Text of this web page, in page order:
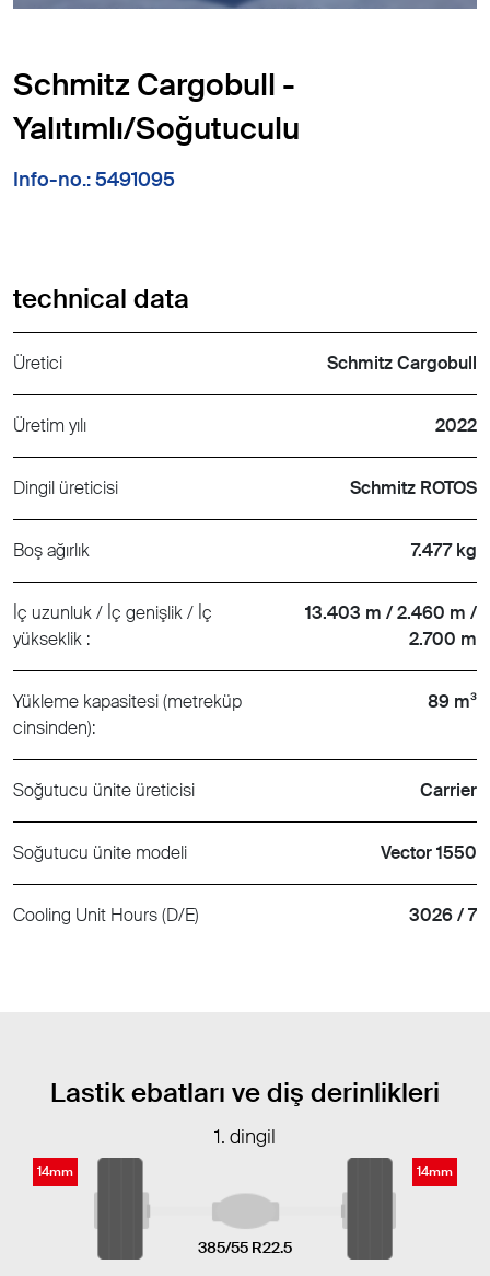
Schmitz Cargobull -
Yalıtımlı/Soğutuculu
Info-no.: 5491095
technical data
Üretici Schmitz Cargobull
Üretim yılı 2022
Dingil üreticisi Schmitz ROTOS
Boş ağırlık 7.477 kg
İç uzunluk / İç genişlik / İç
yükseklik :
13.403 m / 2.460 m /
2.700 m
Yükleme kapasitesi (metreküp
cinsinden):
89 m³
Soğutucu ünite üreticisi Carrier
Soğutucu ünite modeli Vector 1550
Cooling Unit Hours (D/E) 3026 / 7
Lastik ebatları ve diş derinlikleri
1. dingil
14mm
385/55 R22.5
14mm